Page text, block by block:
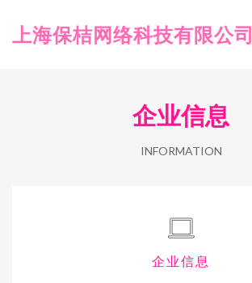
上海保桔网络科技有限公司
企业信息
INFORMATION
企业信息